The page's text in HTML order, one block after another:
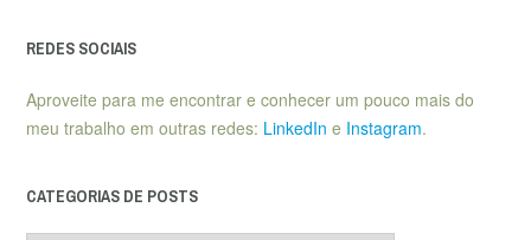
REDES SOCIAIS
Aproveite para me encontrar e conhecer um pouco mais do
meu trabalho em outras redes: LinkedIn e Instagram.
CATEGORIAS DE POSTS